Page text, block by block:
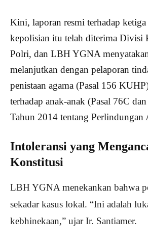
Kini, laporan resmi terhadap
kepolisian itu telah diterima Divisi
Polri, dan LBH YGNA
melanjutkan dengan pelaporan
penistaan agama (Pasal 156
terhadap anak-anak (Pasal 76C
Tahun 2014 tentang Perlindungan
Intoleransi yang
Konstitusi
LBH YGNA menekankan bahwa
sekadar kasus lokal. “Ini adalah
kebhinekaan,” ujar Ir. Santiamer.